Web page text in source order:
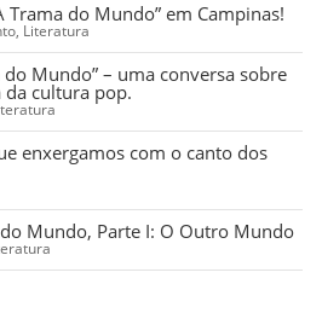
Trama do Mundo” em Campinas!
, Literatura
do Mundo” – uma conversa sobre
cultura pop.
enxergamos com o canto dos
Mundo, Parte I: O Outro Mundo